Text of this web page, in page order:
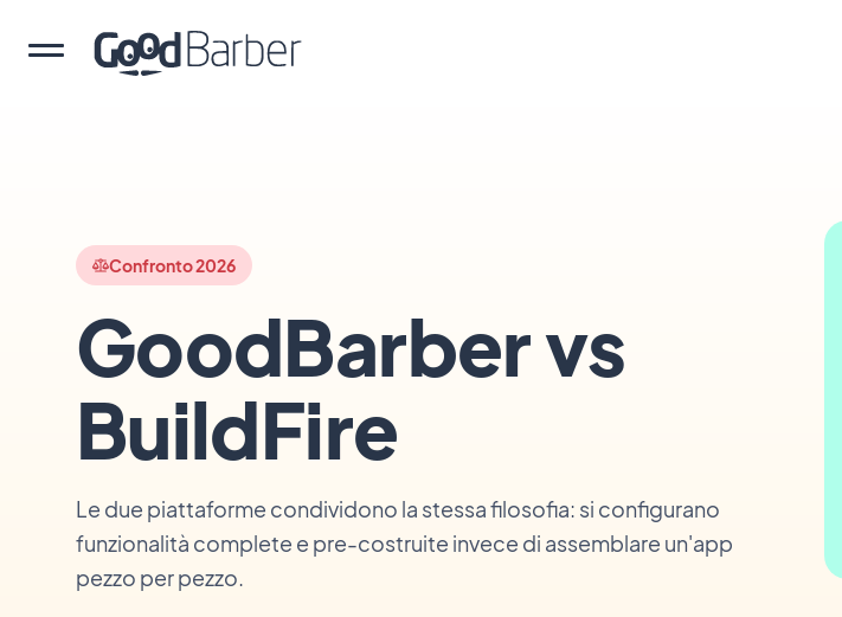
Confronto 2026
GoodBarber vs
BuildFire
Le due piattaforme condividono la stessa filosofia: si configurano
funzionalità complete e pre-costruite invece di assemblare un'app
pezzo per pezzo.